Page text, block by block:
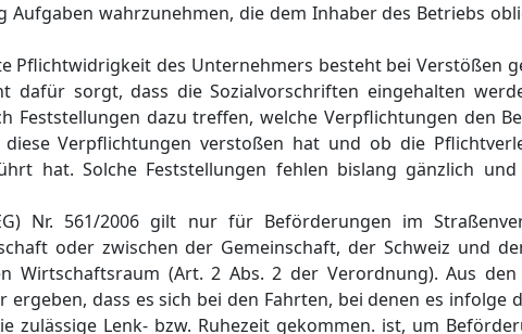
Aufgaben wahrzunehmen, die dem Inhaber des Betriebs
Pflichtwidrigkeit des Unternehmers besteht bei Verstößen
dafür sorgt, dass die Sozialvorschriften eingehalten
Feststellungen dazu treffen, welche Verpflichtungen den
Verpflichtungen verstoßen hat und ob die
hat. Solche Feststellungen fehlen bislang gänzlich
Nr. 561/2006 gilt nur für Beförderungen im
oder zwischen der Gemeinschaft, der Schweiz und
Wirtschaftsraum (Art. 2 Abs. 2 der Verordnung). Aus
ergeben, dass es sich bei den Fahrten, bei denen es infolge
zulässige Lenk- bzw. Ruhezeit gekommen. ist, um